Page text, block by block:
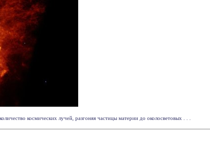
космических лучей, разгоняя частицы материи до околосветовых . . .